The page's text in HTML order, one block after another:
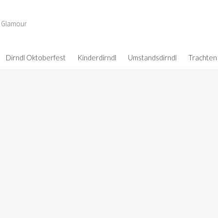
Dirndl Oktoberfest Kinderdirndl Umstandsdirndl